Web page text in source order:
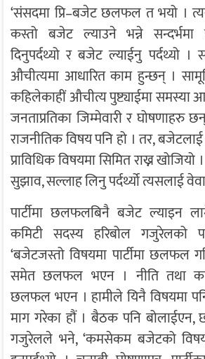
‘संसदमा प्रि–बजेट छलफल त भयो ।
कस्तो बजेट ल्याउने भन्ने सन्दर्भमा
दिनुपर्दथ्यो र बजेट ल्याईनु पर्दथ्यो
औचीत्यमा आधारित काम हुन्छन् ।
कहिलेकाहीं औचीत्य पुष्ट्याईमा समस्या
जनताप्रतिका जिम्मेवारी र घोषणाहरु
राजनीतिक विषय पनि हो । तर,
प्राविधिक विषयमा सिमित राख्न खोजियो
सुझाव, सल्लाह लिनु पर्दर्थ्यो त्यसलाई
पार्टीमा छलफलबिनै बजेट ल्याइन
कमिटी सदस्य हरिबोल गजुरेलको
‘बजेटजस्तो विषयमा पार्टीमा छलफल
समेत छलफल भएन । नीति तथा
छलफल भएन । हामीले यिनै विषयमा
माग गरेका हौं । बैठक पनि बोलाईएन,
गजुरेलले भने, ‘कमसेकम बजेटको